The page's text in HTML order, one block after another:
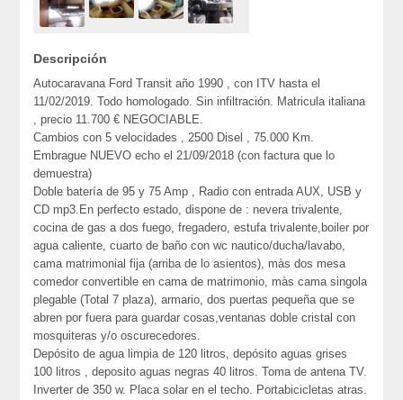
Descripción
Autocaravana Ford Transit año 1990 , con ITV hasta el
11/02/2019. Todo homologado. Sin infiltración. Matricula italiana
, precio 11.700 € NEGOCIABLE.
Cambios con 5 velocidades , 2500 Disel , 75.000 Km.
Embrague NUEVO echo el 21/09/2018 (con factura que lo
demuestra)
Doble batería de 95 y 75 Amp , Radio con entrada AUX, USB y
CD mp3.En perfecto estado, dispone de : nevera trivalente,
cocina de gas a dos fuego, fregadero, estufa trivalente,boiler por
agua caliente, cuarto de baño con wc nautico/ducha/lavabo,
cama matrimonial fija (arriba de lo asientos), màs dos mesa
comedor convertible en cama de matrimonio, màs cama singola
plegable (Total 7 plaza), armario, dos puertas pequeña que se
abren por fuera para guardar cosas,ventanas doble cristal con
mosquiteras y/o oscurecedores.
Depósito de agua limpia de 120 litros, depósito aguas grises
100 litros , deposito aguas negras 40 litros. Toma de antena TV.
Inverter de 350 w. Placa solar en el techo. Portabicicletas atras.